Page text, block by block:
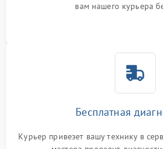
вам нашего курьера
Бесплатная
Курьер привезет вашу технику в